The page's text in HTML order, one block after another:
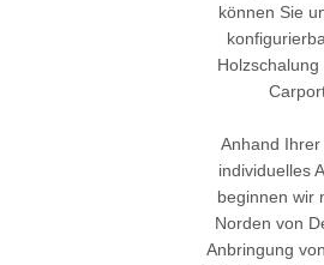
können Sie
Anhand
individuelles
beginnen wir
Norden von
Anbringung